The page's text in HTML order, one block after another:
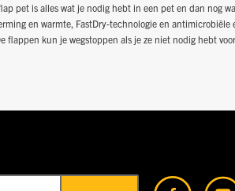
pet is alles wat je nodig hebt in een pet en dan nog
en warmte, FastDry-technologie en antimicrobiële
flappen kun je wegstoppen als je ze niet nodig hebt